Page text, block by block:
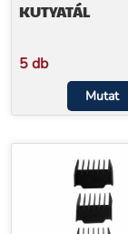
KUTYATÁL
5 db
Mutat